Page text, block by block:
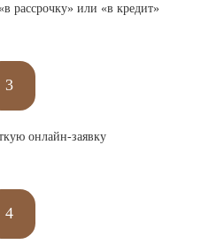
рассрочку» или «в кредит»
3
онлайн-заявку
4